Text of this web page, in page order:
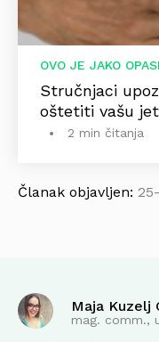
OVO JE JAKO
Stručnjaci
oštetiti vašu
2 min čitanja
Članak objavljen:
Maja Kuzelj
mag. comm.,